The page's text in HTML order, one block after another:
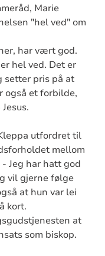
Marie
"hel ved" om
har vært god.
hel ved. Det er
setter pris på at
også et forbilde,
utfordret til
mellom
Jeg har hatt god
vil gjerne følge
at hun var lei
kort.
at
som biskop.